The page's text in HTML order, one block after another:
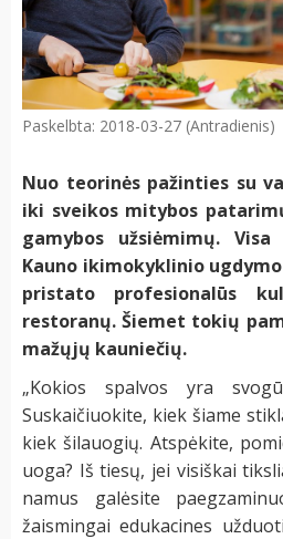
Paskelbta: 2018-03-27 (Antradienis)
Nuo teorinės pažinties su
iki sveikos mitybos
gamybos užsiėmimų.
Kauno ikimokyklinio
pristato profesionalūs
restoranų. Šiemet tokių
mažųjų kauniečių.
„Kokios spalvos yra
Suskaičiuokite, kiek šiame
kiek šilauogių. Atspėkite,
uoga? Iš tiesų, jei visiškai
namus galėsite
žaismingai edukacines